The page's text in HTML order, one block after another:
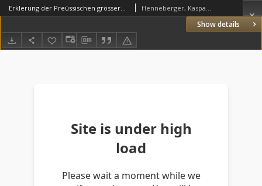
Show details
Erklerung der Preüssischen grössern Landtaffel oder Mappen [...] Durch... Henneberger, Kaspar (1529–1600)